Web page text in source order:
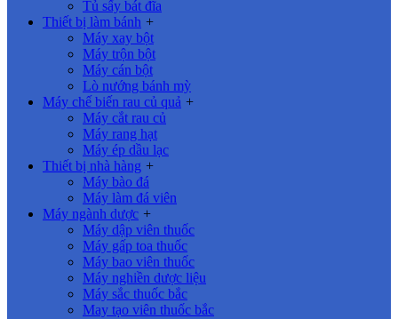
Tủ sấy bát đĩa
Thiết bị làm bánh +
Máy xay bột
Máy trộn bột
Máy cán bột
Lò nướng bánh mỳ
Máy chế biến rau củ quả +
Máy cắt rau củ
Máy rang hạt
Máy ép dầu lạc
Thiết bị nhà hàng +
Máy bào đá
Máy làm đá viên
Máy ngành dược +
Máy dập viên thuốc
Máy gấp toa thuốc
Máy bao viên thuốc
Máy nghiền dược liệu
Máy sắc thuốc bắc
May tạo viên thuốc bắc